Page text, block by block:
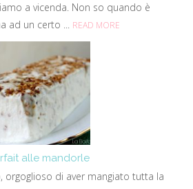
a vicenda. Non so quando è
ad un certo ... READ MORE
alle mandorle
orgoglioso di aver mangiato tutta la